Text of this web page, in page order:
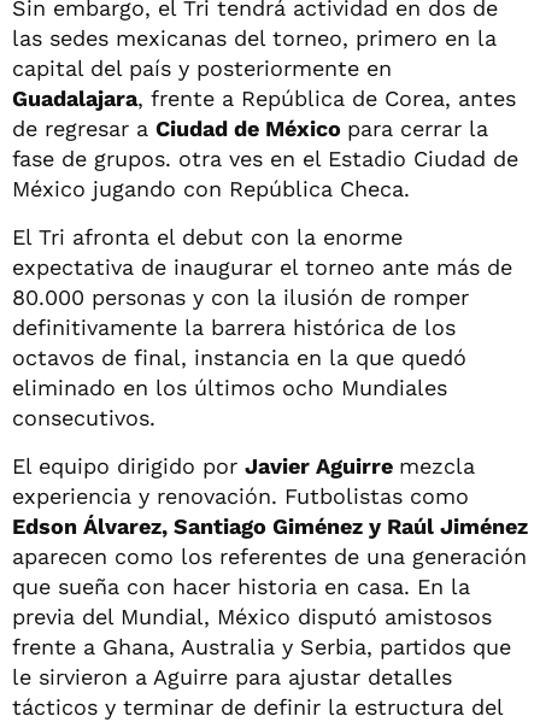
Sin embargo, el Tri tendrá actividad en dos de
las sedes mexicanas del torneo, primero en la
capital del país y posteriormente en
Guadalajara, frente a República de Corea, antes
de regresar a Ciudad de México para cerrar la
fase de grupos. otra ves en el Estadio Ciudad de
México jugando con República Checa.
El Tri afronta el debut con la enorme
expectativa de inaugurar el torneo ante más de
80.000 personas y con la ilusión de romper
definitivamente la barrera histórica de los
octavos de final, instancia en la que quedó
eliminado en los últimos ocho Mundiales
consecutivos.
El equipo dirigido por Javier Aguirre mezcla
experiencia y renovación. Futbolistas como
Edson Álvarez, Santiago Giménez y Raúl Jiménez
aparecen como los referentes de una generación
que sueña con hacer historia en casa. En la
previa del Mundial, México disputó amistosos
frente a Ghana, Australia y Serbia, partidos que
le sirvieron a Aguirre para ajustar detalles
tácticos y terminar de definir la estructura del